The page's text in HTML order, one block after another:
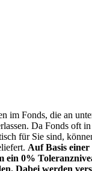
im Fonds, die an
Da Fonds oft
für Sie sind,
Auf Basis
ein 0%
Dabei werden